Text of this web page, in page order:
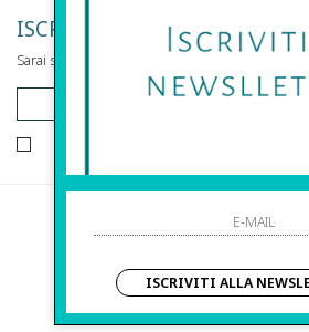
ISCRIVITI ALLA NEWSLETTER
Sarai sempre aggiornato su offerte e
Before S.r.l.s.
Via Della Maestranza , 23
96100 Siracusa - Italia
ISCRIVITI ALLA